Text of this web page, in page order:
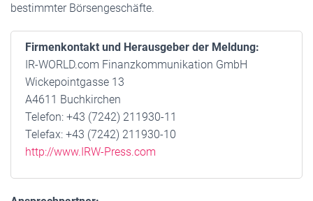
bestimmter Börsengeschäfte.
Firmenkontakt und Herausgeber der Meldung:
IR-WORLD.com Finanzkommunikation GmbH
Wickepointgasse 13
A4611 Buchkirchen
Telefon: +43 (7242) 211930-11
Telefax: +43 (7242) 211930-10
http://www.IRW-Press.com